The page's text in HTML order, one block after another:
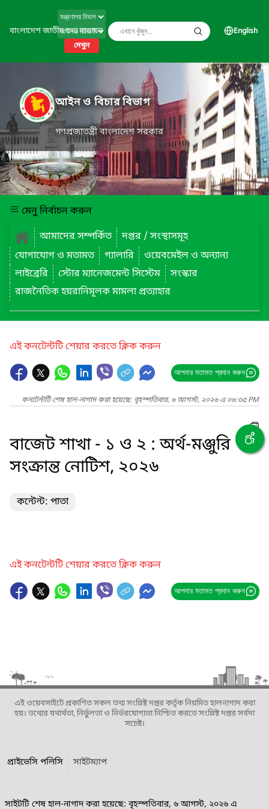
বাংলাদেশ জাতীয় তথ্য বাতায়ন
দেখুন
English
আইন ও বিচার বিভাগ
গণপ্রজাতন্ত্রী বাংলাদেশ সরকার
মেনু নির্বাচন করুন
আমাদের সম্পর্কিত
দপ্তর / সংস্থাসমূহ
যোগাযোগ ও মতামত
গ্যালারি
ওয়েবমেইল ও অন্যান্য
লাইব্রেরি
স্টোর ম্যানেজমেন্ট সিস্টেম
সংস্কার
রাজনৈতিক হয়রানিমূলক মামলা প্রত্যাহার
এই কনটেন্টটি শেয়ার করতে ক্লিক করুন
আপনার মতামত প্রদান করুন
কনটেন্টটি শেষ হাল-নাগাদ করা হয়েছে: বৃহস্পতিবার, ৬ আগস্ট, ২০২৬ এ ০৬:৩৫ PM
বাজেট শাখা - ১ ও ২ : অর্থ-মঞ্জুরি
সংক্রান্ত নোটিশ, ২০২৬
কন্টেন্ট: পাতা
এই কনটেন্টটি শেয়ার করতে ক্লিক করুন
আপনার মতামত প্রদান করুন
এই ওয়েবসাইটে প্রকাশিত সকল তথ্য সংশ্লিষ্ট দপ্তর কর্তৃক নিয়মিত হালনাগাদ করা
হয়। তথ্যের যথার্থতা, নির্ভুলতা ও নির্ভরযোগ্যতা নিশ্চিত করতে সংশ্লিষ্ট দপ্তর সর্বদা
সচেষ্ট।
প্রাইভেসি পলিসি সাইটম্যাপ
সাইটটি শেষ হাল-নাগাদ করা হয়েছে: বৃহস্পতিবার, ৬ আগস্ট, ২০২৬ এ